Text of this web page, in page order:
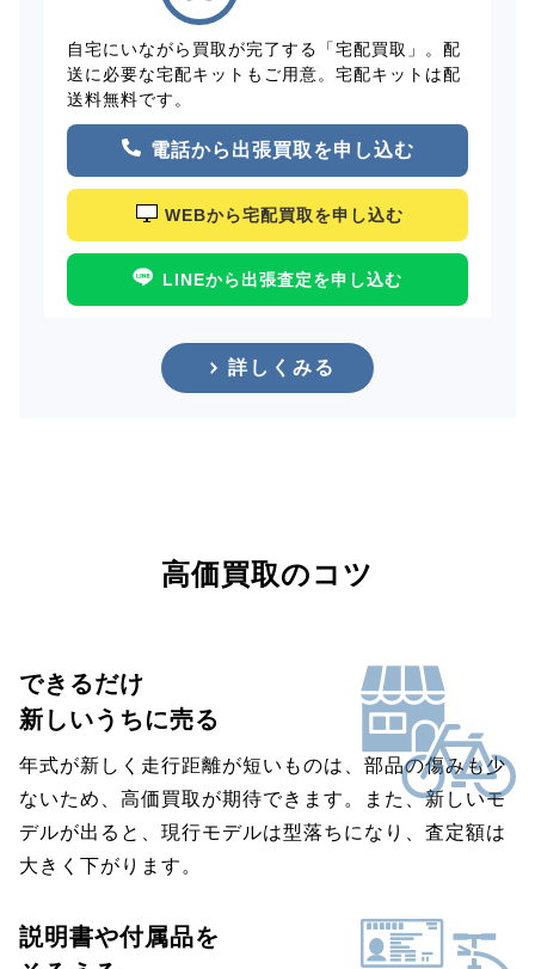
自宅にいながら買取が完了する「宅配買取」。配
送に必要な宅配キットもご用意。宅配キットは配
送料無料です。
電話から出張買取を申し込む
WEBから宅配買取を申し込む
LINEから出張査定を申し込む
詳しくみる
高価買取のコツ
できるだけ
新しいうちに売る
年式が新しく走行距離が短いものは、部品の傷みも少
ないため、高価買取が期待できます。また、新しいモ
デルが出ると、現行モデルは型落ちになり、査定額は
大きく下がります。
説明書や付属品を